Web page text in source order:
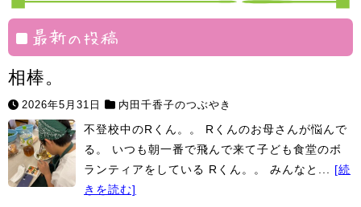
最新の投稿
相棒。
2026年5月31日 内田千香子のつぶやき
不登校中のRくん。。 Rくんのお母さんが悩んで
る。 いつも朝一番で飛んで来て子ども食堂のボ
ランティアをしている Rくん。。 みんなと... [続
きを読む]